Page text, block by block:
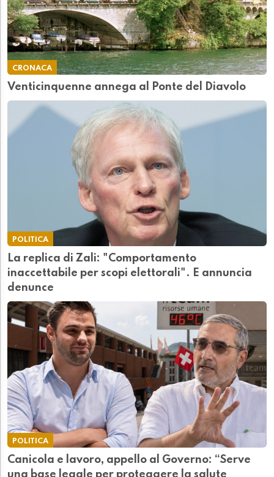
CRONACA
Venticinquenne annega al Ponte del Diavolo
POLITICA
La replica di Zali: "Comportamento
inaccettabile per scopi elettorali". E annuncia
denunce
POLITICA
Canicola e lavoro, appello al Governo: “Serve
una base legale per proteggere la salute